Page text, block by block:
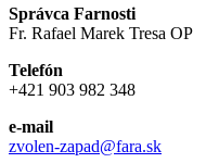
Správca Farnosti
Fr. Rafael Marek Tresa OP
Telefón
+421 903 982 348
e-mail
zvolen-zapad@fara.sk